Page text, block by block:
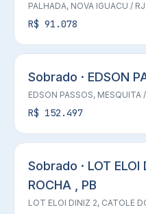
PALHADA, NOVA IGUACU / RJ
R$ 91.078
Sobrado · EDSON
EDSON PASSOS, MESQUITA
R$ 152.497
Sobrado · LOT ELOI
ROCHA , PB
LOT ELOI DINIZ 2, CATOLE